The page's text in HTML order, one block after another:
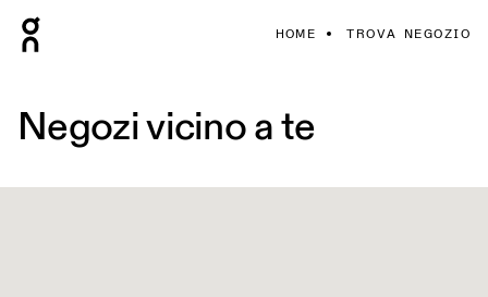
HOME TROVA NEGOZIO
Negozi vicino a te